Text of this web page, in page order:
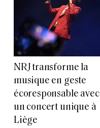
NRJ transforme la
musique en geste
écoresponsable avec
un concert unique à
Liège